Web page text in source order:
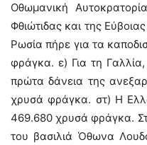
Οθωμανική
Φθιώτιδας και της
Ρωσία πήρε για τα
φράγκα. ε) Για τη
πρώτα δάνεια της
χρυσά φράγκα. στ) Η
469.680 χρυσά φράγκα.
του βασιλιά Όθωνα